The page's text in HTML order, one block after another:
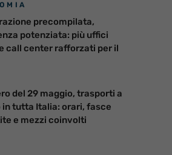
precompilata,
potenziata: più uffici
call center rafforzati per il
del 29 maggio, trasporti a
in tutta Italia: orari, fasce
e mezzi coinvolti